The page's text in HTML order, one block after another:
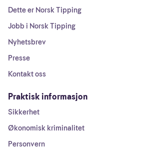
Dette er Norsk Tipping
Jobb i Norsk Tipping
Nyhetsbrev
Presse
Kontakt oss
Praktisk informasjon
Sikkerhet
Økonomisk kriminalitet
Personvern